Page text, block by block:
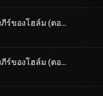
ตอนที่ 668 คัมภีร์ของโฮล์ม (ตอน 2)
ตอนที่ 669 คัมภีร์ของโฮล์ม (ตอน 3)